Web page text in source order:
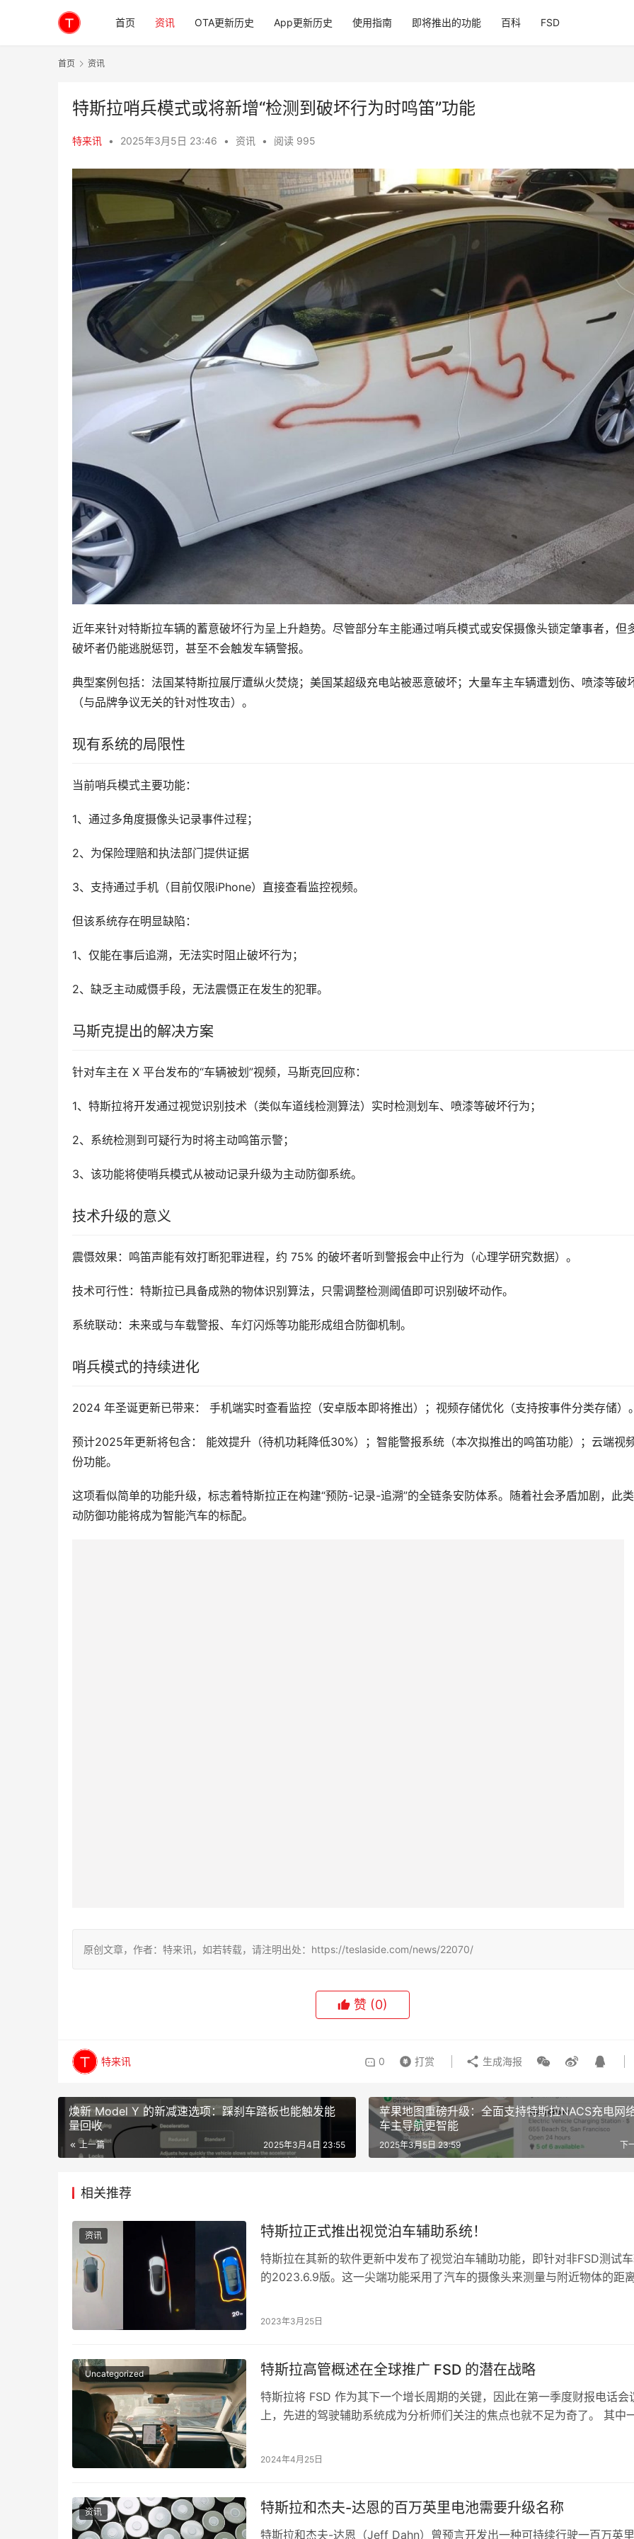
首页 资讯 OTA更新历史 App更新历史 使用指南 即将推出的功能 百科 FSD
首页 资讯
特斯拉哨兵模式或将新增“检测到破坏行为时鸣笛”功能
特来讯 • 2025年3月5日 23:46 • 资讯 • 阅读 995
近年来针对特斯拉车辆的蓄意破坏行为呈上升趋势。尽管部分车主能通过哨兵模式或安保摄像头锁定肇事者，但
破坏者仍能逃脱惩罚，甚至不会触发车辆警报。
典型案例包括：法国某特斯拉展厅遭纵火焚烧；美国某超级充电站被恶意破坏；大量车主车辆遭划伤、喷漆等破
（与品牌争议无关的针对性攻击）。
现有系统的局限性
当前哨兵模式主要功能：
1、通过多角度摄像头记录事件过程；
2、为保险理赔和执法部门提供证据
3、支持通过手机（目前仅限iPhone）直接查看监控视频。
但该系统存在明显缺陷：
1、仅能在事后追溯，无法实时阻止破坏行为；
2、缺乏主动威慑手段，无法震慑正在发生的犯罪。
马斯克提出的解决方案
针对车主在 X 平台发布的“车辆被划”视频，马斯克回应称：
1、特斯拉将开发通过视觉识别技术（类似车道线检测算法）实时检测划车、喷漆等破坏行为；
2、系统检测到可疑行为时将主动鸣笛示警；
3、该功能将使哨兵模式从被动记录升级为主动防御系统。
技术升级的意义
震慑效果：鸣笛声能有效打断犯罪进程，约 75% 的破坏者听到警报会中止行为（心理学研究数据）。
技术可行性：特斯拉已具备成熟的物体识别算法，只需调整检测阈值即可识别破坏动作。
系统联动：未来或与车载警报、车灯闪烁等功能形成组合防御机制。
哨兵模式的持续进化
2024 年圣诞更新已带来： 手机端实时查看监控（安卓版本即将推出）；视频存储优化（支持按事件分类存储）。
预计2025年更新将包含： 能效提升（待机功耗降低30%）；智能警报系统（本次拟推出的鸣笛功能）；云端视
份功能。
这项看似简单的功能升级，标志着特斯拉正在构建“预防-记录-追溯”的全链条安防体系。随着社会矛盾加剧，此
动防御功能将成为智能汽车的标配。
原创文章，作者：特来讯，如若转载，请注明出处：https://teslaside.com/news/22070/
赞 (0)
特来讯 0 打赏 生成海报
焕新 Model Y 的新减速选项：踩刹车踏板也能触发能
量回收
上一篇 2025年3月4日 23:55
苹果地图重磅升级：全面支持特斯拉NACS充电网络
车主导航更智能
下
2025年3月5日 23:59
相关推荐
资讯 特斯拉正式推出视觉泊车辅助系统！
特斯拉在其新的软件更新中发布了视觉泊车辅助功能，即针对非FSD测试
的2023.6.9版。这一尖端功能采用了汽车的摄像头来测量与附近物体的距
2023年3月25日
Uncategorized 特斯拉高管概述在全球推广 FSD 的潜在战略
特斯拉将 FSD 作为其下一个增长周期的关键，因此在第一季度财报电话会
上，先进的驾驶辅助系统成为分析师们关注的焦点也就不足为奇了。 其中
2024年4月25日
资讯 特斯拉和杰夫-达恩的百万英里电池需要升级名称
特斯拉和杰夫-达恩（Jeff Dahn）曾预言开发出一种可持续行驶一百万英